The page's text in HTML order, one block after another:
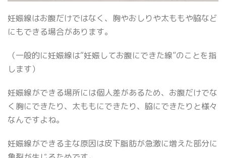
妊娠線はお腹だけではなく、胸やおしりや太ももや脇など
にもできる場合があります。
（一般的に妊娠線は“妊娠してお腹にできた線”のことを指
します）
妊娠線ができる場所には個人差があるため、お腹だけでな
く胸にできたり、太ももにできたり、脇にできたりと様々
なんですよね。
妊娠線ができる主な原因は皮下脂肪が急激に増えた部分に